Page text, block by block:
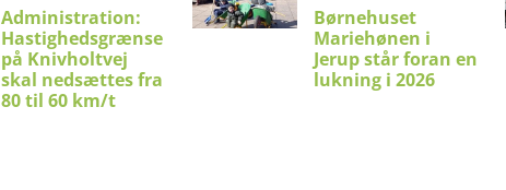
Administration:
Hastighedsgrænse
på Knivholtvej
skal nedsættes fra
80 til 60 km/t
Børnehuset
Mariehønen i
Jerup står foran en
lukning i 2026